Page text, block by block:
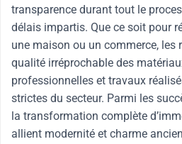
transparence durant tout le
délais impartis. Que ce soit pour
une maison ou un commerce,
qualité irréprochable des
professionnelles et travaux
strictes du secteur. Parmi les
la transformation complète
allient modernité et charme